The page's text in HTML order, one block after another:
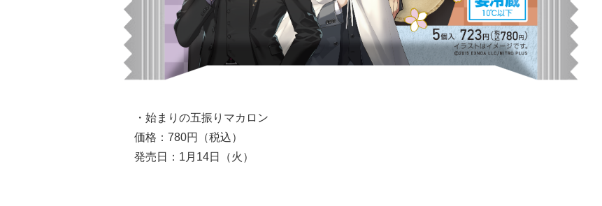
・始まりの五振りマカロン
価格：780円（税込）
発売日：1月14日（火）